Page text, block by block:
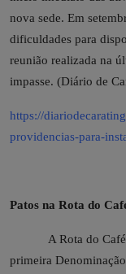
nova sede. Em
dificuldades para
reunião realizada na
impasse. (Diário de
https://
providencias-para-
Patos na Rota do
A Rota do
primeira